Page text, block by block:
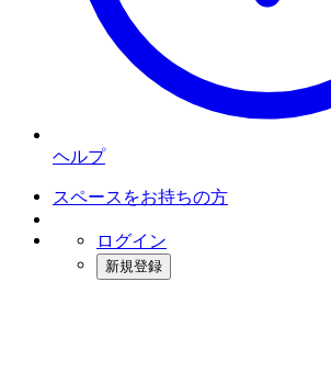
ヘルプ
スペースをお持ちの方
ログイン
新規登録